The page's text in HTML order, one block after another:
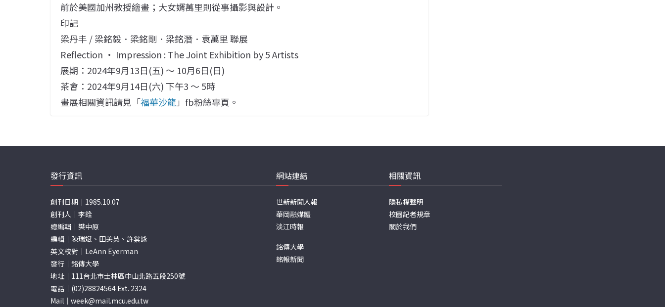
前於美國加州教授繪畫；大女婿萬里則從事攝影與設計。
印記
梁丹丰 / 梁銘毅．梁銘剛．梁銘潛．袁萬里 聯展
Reflection ‧ Impression : The Joint Exhibition by 5 Artists
展期：2024年9月13日(五) ～ 10月6日(日)
茶會：2024年9月14日(六) 下午3 ～ 5時
畫展相關資訊請見「福華沙龍 」fb粉絲專頁。
發行資訊
創刊日期｜1985.10.07
創刊人｜李銓
總編輯｜樊中原
編輯｜陳瑞斌、田美英、許棠詠
英文校對｜LeAnn Eyerman
發行｜銘傳大學
地址｜111台北市士林區中山北路五段250號
電話｜(02)28824564 Ext. 2324
Mail｜ week@mail.mcu.edu.tw
網站連結
世新新聞人報
華岡融媒體
淡江時報
銘傳大學
銘報新聞
相關資訊
隱私權聲明
校園記者規章
關於我們